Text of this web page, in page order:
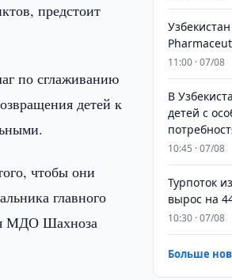
предстоит
по сглаживанию
детей к
чтобы они
главного
МДО Шахноза
11:00 · 07/08
В
детей с
10:45 · 07/08
Турпоток
вырос на
10:30 · 07/08
Больше